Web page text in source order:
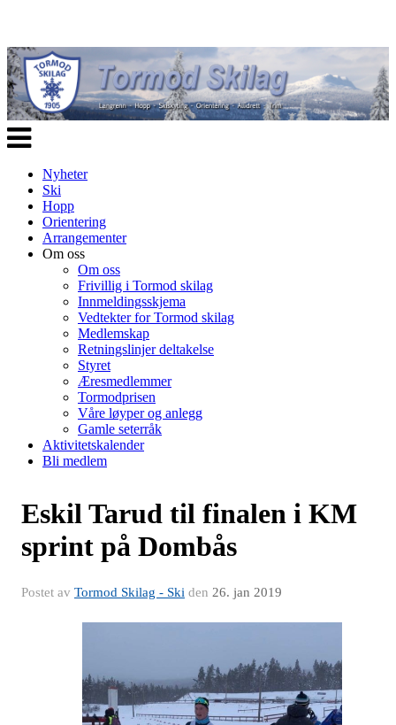
Veksle
navigasjon
Nyheter
Ski
Hopp
Orientering
Arrangementer
Om oss
Om oss
Frivillig i Tormod skilag
Innmeldingsskjema
Vedtekter for Tormod skilag
Medlemskap
Retningslinjer deltakelse
Styret
Æresmedlemmer
Tormodprisen
Våre løyper og anlegg
Gamle seterråk
Aktivitetskalender
Bli medlem
Eskil Tarud til finalen i KM
sprint på Dombås
Postet av Tormod Skilag - Ski den 26. jan 2019